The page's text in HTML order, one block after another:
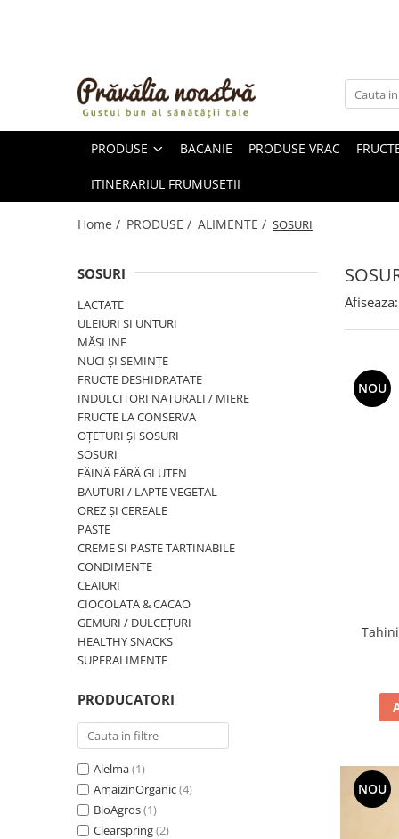
ULEIURI ȘI UNTURI
FRUCTE DESHIDRATATE
FRUCTE LA CONSERVĂ
FĂINĂ FĂRĂ GLUTEN
BĂUTURI / LAPTE VEGETAL
OREZ ȘI CEREALE
CREME ȘI PASTE TARTINABILE
CONDIMENTE
CEAIURI GRECEȘTI
CIOCOLATĂ ȘI CACAO
HEALTHY SNACKS
SUPERALIMENTE
PRODUSE ECO / ORGANICE
PRODUSE ROMÂNEȘTI
REMEDII NATURISTE
TOATE PRODUSELE
PRODUSE BACANIE PRODUSE VRAC
ITINERARIUL FRUMUSETII
Home / PRODUSE / ALIMENTE / SOSURI
SOSURI
LACTATE
ULEIURI ȘI UNTURI
MĂSLINE
NUCI ȘI SEMINȚE
FRUCTE DESHIDRATATE
INDULCITORI NATURALI / MIERE
FRUCTE LA CONSERVA
OȚETURI ȘI SOSURI
SOSURI
FĂINĂ FĂRĂ GLUTEN
BAUTURI / LAPTE VEGETAL
OREZ ȘI CEREALE
PASTE
CREME SI PASTE TARTINABILE
CONDIMENTE
CEAIURI
CIOCOLATA & CACAO
GEMURI / DULCEȚURI
HEALTHY SNACKS
SUPERALIMENTE
PRODUCATORI
Alelma(1)
AmaizinOrganic(4)
BioAgros(1)
Clearspring(2)
Afiseaza:
NOU
NOU